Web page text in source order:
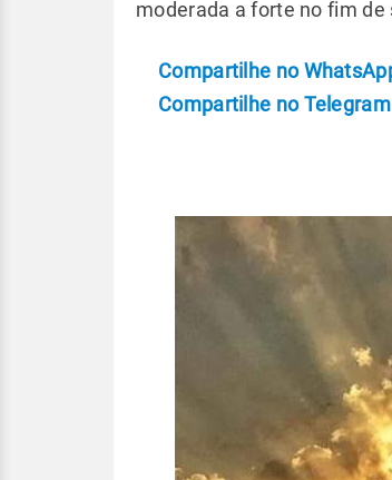
moderada a forte no fim de
Compartilhe no
Compartilhe no Telegram